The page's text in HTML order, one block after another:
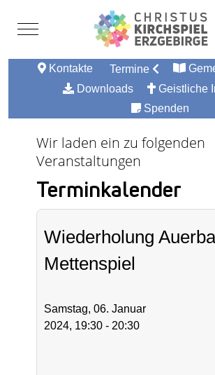
Mobile Menu Toggle
Kontakte Termine
Downloads
Geistliche
Spenden
Wir laden ein zu folgenden
Veranstaltungen
Terminkalender
Wiederholung
Mettenspiel
Samstag, 06. Januar
2024, 19:30 - 20:30